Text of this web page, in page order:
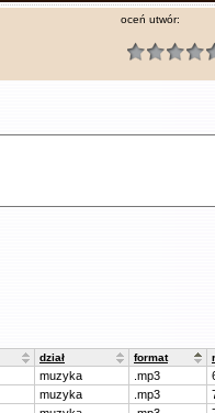
oceń utwór:
dział format
muzyka .mp3
muzyka .mp3